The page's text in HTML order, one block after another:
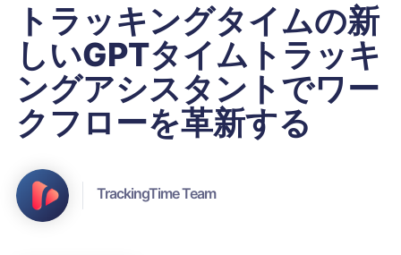
トラッキングタイムの新
しいGPTタイムトラッキ
ングアシスタントでワー
クフローを革新する
TrackingTime Team